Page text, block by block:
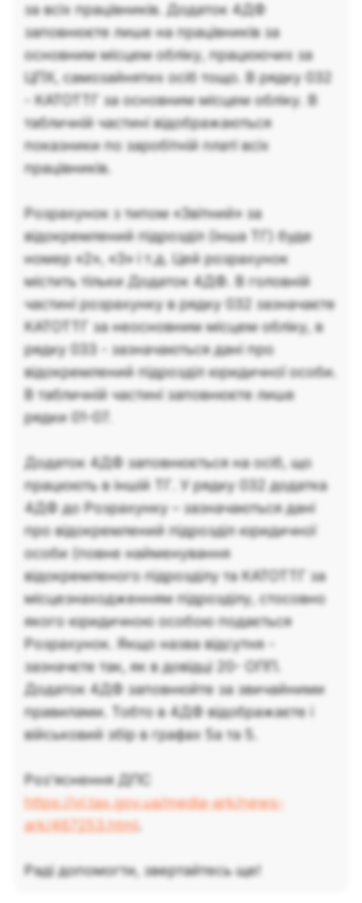
за всіх працівників. Додаток 4ДФ
заповнюєте лише на працівників за
основним місцем обліку, працюючих за
ЦПХ, самозайнятих осіб тощо. В рядку 032
- КАТОТТГ за основним місцем обліку. В
табличній частині відображаються
показники по заробітній платі всіх
працівників.
Розрахунок з типом «Звітний» за
відокремлений підрозділ (інша ТГ) буде
номер «2», «3» і т.д. Цей розрахунок
містить тільки Додаток 4ДФ. В головній
частині розрахунку в рядку 032 зазначаєте
КАТОТТГ за неосновним місцем обліку, в
рядку 033 - зазначаються дані про
відокремлений підрозділ юридичної особи.
В табличній частині заповнюєте лише
рядки 01-07.
Додаток 4ДФ заповнюється на осіб, що
працюють в іншій ТГ. У рядку 032 додатка
4ДФ до Розрахунку – зазначаються дані
про відокремлений підрозділ юридичної
особи (повне найменування
відокремленого підрозділу та КАТОТТГ за
місцезнаходженням підрозділу, стосовно
якого юридичною особою подається
Розрахунок. Якщо назва відсутня -
зазначєте так, як в довідці 20- ОПП.
Додаток 4ДФ заповнюйте за звичайними
правилами. Тобто в 4ДФ відображаєте і
військовий збір в графах 5а та 5.
Роз'яснення ДПС
https://vl.tax.gov.ua/media-ark/news-
ark/467253.html.
Раді допомогти, звертайтесь ще!